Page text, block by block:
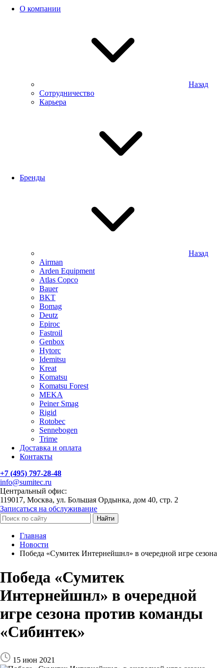
О компании
Назад
Сотрудничество
Карьера
Бренды
Назад
Airman
Arden Equipment
Atlas Сopco
Bauer
BKT
Bomag
Deutz
Epiroc
Fastroil
Genbox
Hytorc
Idemitsu
Kreat
Komatsu
Komatsu Forest
MEKA
Peiner Smag
Rigid
Rotobec
Sennebogen
Trime
Доставка и оплата
Контакты
+7 (495) 797-28-48
info@sumitec.ru
Центральный офис:
119017, Москва, ул. Большая Ордынка, дом 40, стр. 2
Записаться на обслуживание
Найти
Главная
Новости
Победа «Сумитек Интернейшнл» в очередной игре сезона
Победа «Сумитек
Интернейшнл» в очередной
игре сезона против команды
«Сибинтек»
15 июн 2021